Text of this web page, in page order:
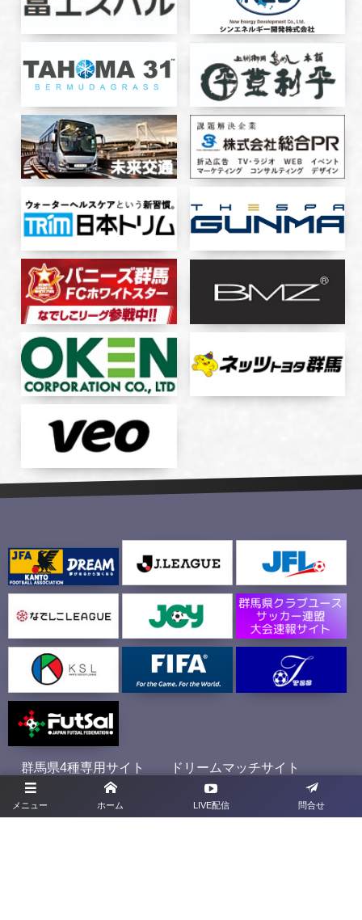
メニュー ホーム LIVE配信 問合せ
群馬県4種専用サイト ドリームマッチサイト